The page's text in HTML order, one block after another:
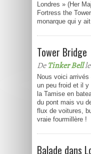
Londres » (Her
Fortress the
monarque qui y
Tower Bridge
DeTinker Bellle
Nous voici
un peu froid et il y
la Tamise en
du pont mais vu
flux de voitures,
vraie fourmillère !
Balade dans